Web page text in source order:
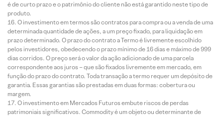
é de curto prazo e o patrimônio do cliente não está garantido neste tipo de
produto.
O investimento em termos são contratos para compra ou a venda de uma
determinada quantidade de ações, a um preço fixado, para liquidação em
prazo determinado. O prazo do contrato a Termo é livremente escolhido
pelos investidores, obedecendo o prazo mínimo de 16 dias e máximo de 999
dias corridos. O preço será o valor da ação adicionado de uma parcela
correspondente aos juros – que são fixados livremente em mercado, em
função do prazo do contrato. Toda transação a termo requer um depósito de
garantia. Essas garantias são prestadas em duas formas: cobertura ou
margem.
O investimento em Mercados Futuros embute riscos de perdas
patrimoniais significativos. Commodity é um objeto ou determinante de